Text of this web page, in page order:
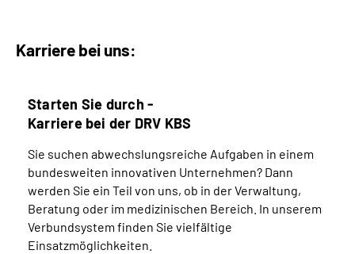
Karriere bei uns:
Starten Sie durch -
Karriere bei der DRV KBS
Sie suchen abwechslungsreiche Aufgaben in einem
bundesweiten innovativen Unternehmen? Dann
werden Sie ein Teil von uns, ob in der Verwaltung,
Beratung oder im medizinischen Bereich. In unserem
Verbundsystem finden Sie vielfältige
Einsatzmöglichkeiten.